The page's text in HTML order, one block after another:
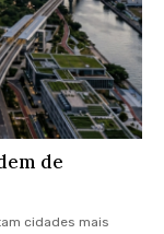
de
cidades mais